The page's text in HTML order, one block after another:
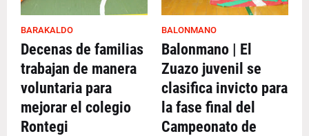
BARAKALDO
Decenas de familias
trabajan de manera
voluntaria para
mejorar el colegio
Rontegi
BALONMANO
Balonmano | El
Zuazo juvenil se
clasifica invicto para
la fase final del
Campeonato de